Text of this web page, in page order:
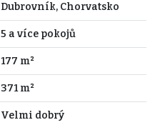
Dubrovník, Chorvatsko
5 a více pokojů
177 m²
371 m²
Velmi dobrý